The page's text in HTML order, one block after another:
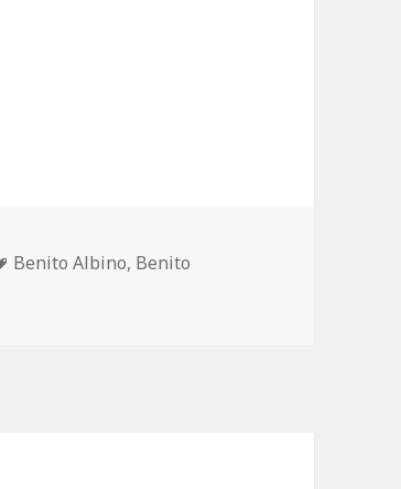
Mots-
Benito Albino, Benito